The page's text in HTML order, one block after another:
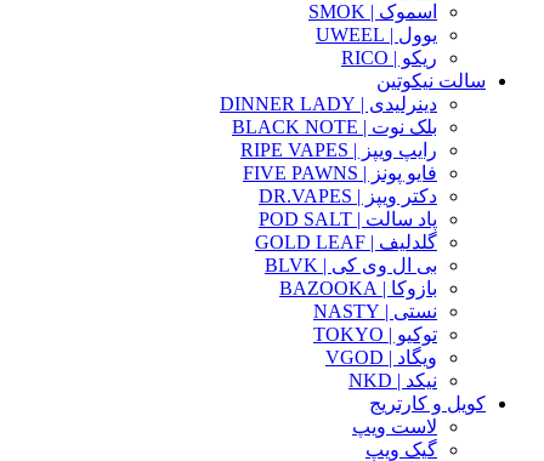
اسموک | SMOK
یوول | UWEEL
ریکو | RICO
سالت نیکوتین
دینرلیدی | DINNER LADY
بلک نوت | BLACK NOTE
رایپ ویپز | RIPE VAPES
فایو پونز | FIVE PAWNS
دکتر ویپز | DR.VAPES
پاد سالت | POD SALT
گلدلیف | GOLD LEAF
بی ال وی کی | BLVK
بازوکا | BAZOOKA
نستی | NASTY
توکیو | TOKYO
ویگاد | VGOD
نیکد | NKD
کویل و کارتریج
لاست ویپ
گیک ویپ